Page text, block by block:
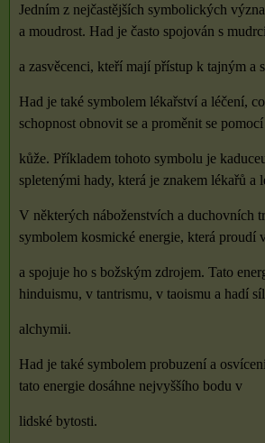
Jedním z nejčastějších symbolických
a moudrost. Had je často spojován s mudrci
a zasvěcenci, kteří mají přístup k tajným a
Had je také symbolem lékařství a léčení,
schopnost obnovit se a proměnit se
kůže. Příkladem tohoto symbolu je
spletenými hady, která je znakem lékařů a
V některých náboženstvích a duchovních
symbolem kosmické energie, která proudí
a spojuje ho s božským zdrojem. Tato
hinduismu, v tantrismu, v taoismu a hadí
alchymii.
Had je také symbolem probuzení a
tato energie dosáhne nejvyššího bodu v
lidské bytosti.